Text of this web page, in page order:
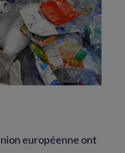
européenne ont